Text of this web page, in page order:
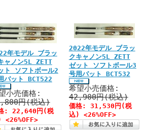
年モデル ブラッ
ャノン5L ZETT
ト ソフトボール2
バット BCT522
小売価格:
円(税込)
: 22,640円 (税
<26%OFF>
2022年モデル ブラッ
クキャノン5L ZETT
ゼット ソフトボール3
号用バット BCT532
希望小売価格:
42,900円(税込)
価格: 31,530円 (税
込) <26%OFF>